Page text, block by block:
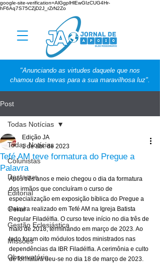
google-site-verification=AlGgplHlEwGIzCUG4Hr-
hF6Aq7S75CZjD2J_rZrN2Zo
"Anunciando as virtudes daquele que nos
chamou das trevas para a sua maravilhosa luz".
Post
Todas Notícias
Colunistas
Destaque
Editorial
Geral
Gestão Eclesiástica
Missões
Observatório
Todas Notícias
Tefé AM teve formatura do Pregue a
Palavra
Edição JA
1 de abr. de 2023
Após três anos e meio chegou o dia da formatura
dos irmãos que concluíram o curso de
especialização em exposição bíblica do Pregue a
Palavra realizado em Tefé AM na Igreja Batista
Regular Filadélfia. O curso teve início no dia três de
maio de 2018, terminando em março de 2023. Ao
todo foram oito módulos todos ministrados nas
dependências da IBR Filadélfia. A cerimônia e culto
de formatura deu-se no dia 18 de março de 2023.